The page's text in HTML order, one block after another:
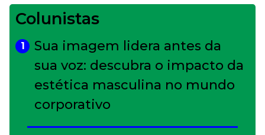
Colunistas
1
Sua imagem lidera antes da
sua voz: descubra o impacto da
estética masculina no mundo
corporativo